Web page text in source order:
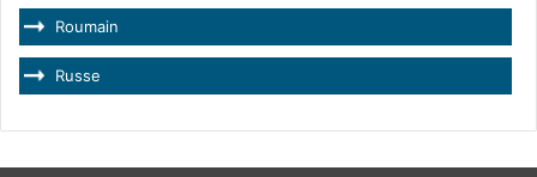
Roumain
Russe